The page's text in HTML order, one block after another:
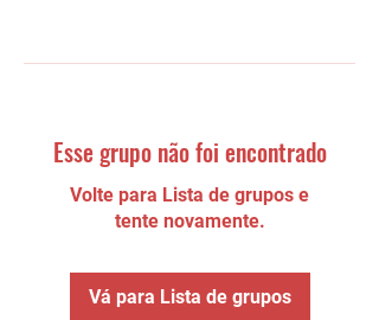
Esse grupo não foi encontrado
Volte para Lista de grupos e
tente novamente.
Vá para Lista de grupos